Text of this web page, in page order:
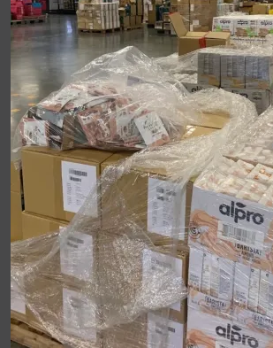
文
章
導
覽
UrMart 移倉完成，
服務將恢復正常
UrMart 為你打造理想生活
搜
尋